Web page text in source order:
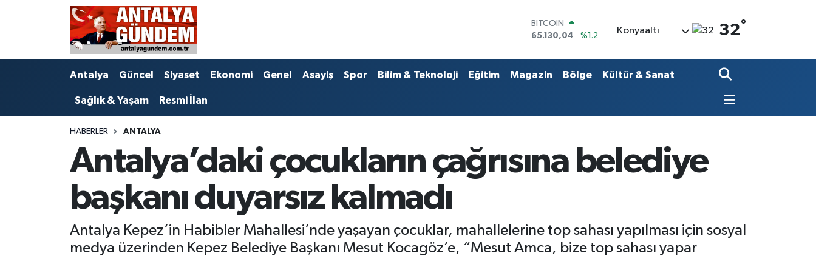
DOLAR
47,7069
%0.17
55,0265
%0.01
STERLİN
65.130,04
%1.2
Konyaaltı 32°
Antalya Güncel Siyaset Ekonomi Genel Asayiş Spor Bilim & Teknoloji Eğitim Magazin Bölge Kültür & Sanat
Sağlık & Yaşam Resmi İlan
HABERLER ANTALYA
Antalya’daki çocukların çağrısına belediye
başkanı duyarsız kalmadı
Antalya Kepez’in Habibler Mahallesi’nde yaşayan çocuklar, mahallelerine top sahası yapılması için sosyal
medya üzerinden Kepez Belediye Başkanı Mesut Kocagöz’e, “Mesut Amca, bize top sahası yapar
Antalya
Bilim & Teknoloji
EĞİTİM
Antalya Nöbetçi Eczaneler
Antalya Hava Durumu
Antalya Namaz Vakitleri
Süper Lig Puan Durumu ve Fikstür
Tüm Manşetler
Son Dakika Haberleri